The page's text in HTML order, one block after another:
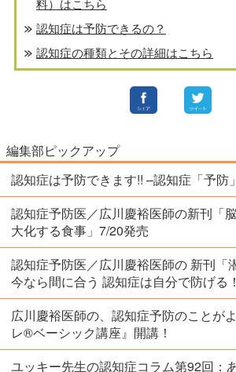
料）はこちら
認知症は予防できるの？
認知症の種類とその詳細はこちら
編集部ピックアップ
認知症は予防できます!! –認知症「予防
認知症予防医／広川慶裕医師の新刊「
大化する食事」7/20発売
認知症予防医／広川慶裕医師の 新刊「
今なら間に合う 認知症は自分で防げる
広川慶裕医師の、認知症予防のことが
レ®️ベーシック講座』開講！
ユッキー先生の認知症コラム第92回：